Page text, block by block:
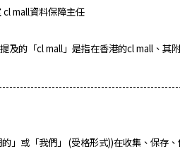
cl mall資料保障主任
及的「cl mall」是指在香港的cl mall、
」或「我們」 (受格形式))在收集、保